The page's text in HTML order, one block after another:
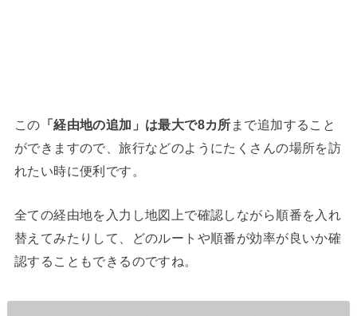
この 「経由地の追加」は最大で8カ所 まで追加すること
ができますので、旅行などのようにたくさんの場所を訪
れたい時に便利です。
全ての経由地を入力し地図上で確認しながら順番を入れ
替えてみたりして、どのルートや順番が効率が良いか確
認することもできるのですね。